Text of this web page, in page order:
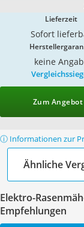
Lieferzeit
Sofort
keine
Zum Angebot
ⓘ Informationen zur
Ähnliche
Elektro-
Empfehlungen